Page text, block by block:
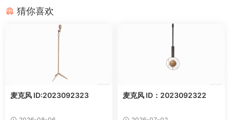
猜你喜欢
麦克风 ID:2023092323 麦克风 ID：2023092322